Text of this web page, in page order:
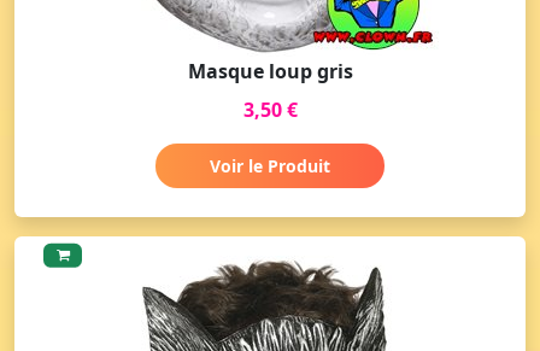
Masque loup gris
3,50 €
Voir le Produit